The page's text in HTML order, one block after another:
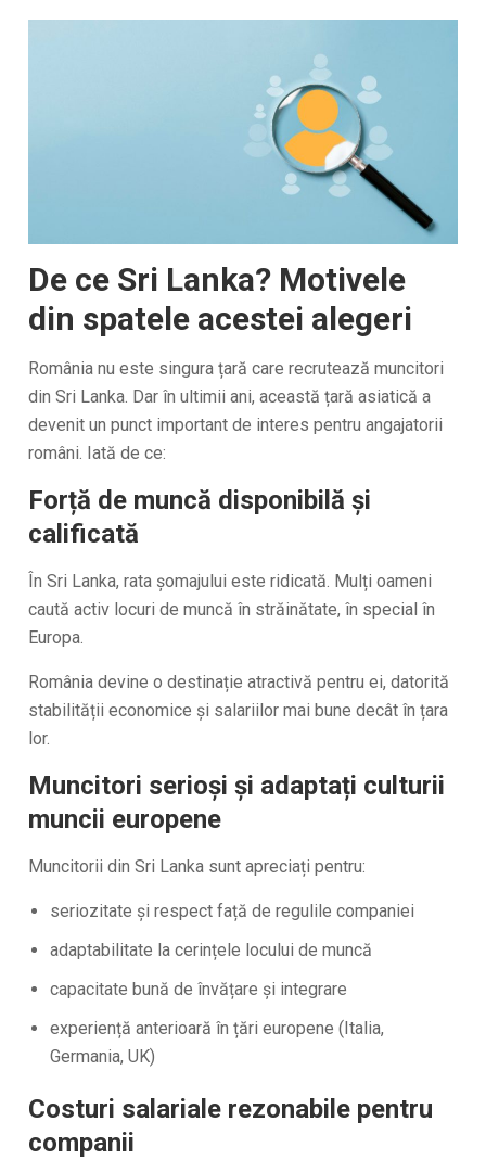
De ce Sri Lanka? Motivele
din spatele acestei alegeri
România nu este singura țară care recrutează muncitori
din Sri Lanka. Dar în ultimii ani, această țară asiatică a
devenit un punct important de interes pentru angajatorii
români. Iată de ce:
Forță de muncă disponibilă și
calificată
În Sri Lanka, rata șomajului este ridicată. Mulți oameni
caută activ locuri de muncă în străinătate, în special în
Europa.
România devine o destinație atractivă pentru ei, datorită
stabilității economice și salariilor mai bune decât în țara
lor.
Muncitori serioși și adaptați culturii
muncii europene
Muncitorii din Sri Lanka sunt apreciați pentru:
seriozitate și respect față de regulile companiei
adaptabilitate la cerințele locului de muncă
capacitate bună de învățare și integrare
experiență anterioară în țări europene (Italia,
Germania, UK)
Costuri salariale rezonabile pentru
companii